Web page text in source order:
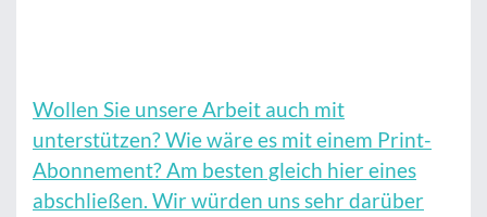
Wollen Sie unsere Arbeit auch mit
unterstützen? Wie wäre es mit einem Print-
Abonnement? Am besten gleich hier eines
abschließen. Wir würden uns sehr darüber